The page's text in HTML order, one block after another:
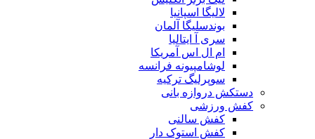
لالیگا اسپانیا
بوندسلیگا آلمان
سری آ ایتالیا
ام ال اس آمریکا
لوشامپیونه فرانسه
سوپرلیگ ترکیه
دستکش دروازه بانی
کفش ورزشی
کفش سالنی
کفش استوک دار